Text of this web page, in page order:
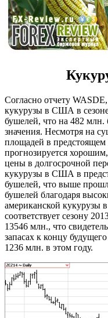
Согласно отчету
кукурузы в США в
бушелей, что на 482
значения. Несмотря на
площадей в предстоящем
прогнозируется
цены в долгосрочной
кукурузы в США в
бушелей, что выше
бушелей благодаря
американской кукурузы
соответствует сезону
13546 млн., что
запасах к концу
1236 млн. в этом году.